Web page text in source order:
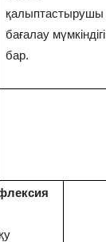
қалыптастырушы
бағалау мүмкіндігі
бар.